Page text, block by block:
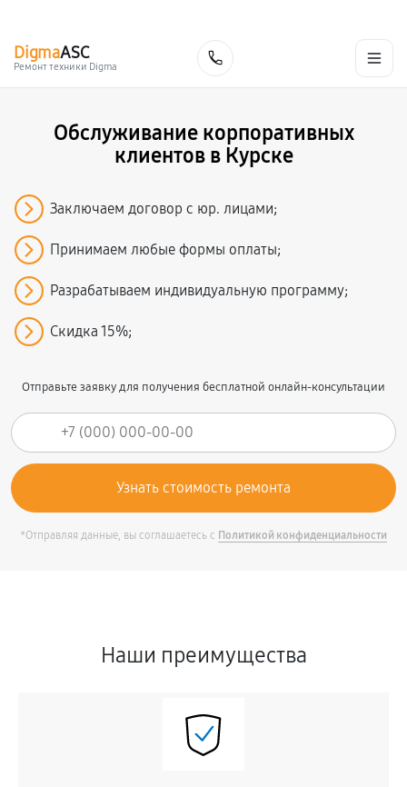
DigmaASC
Ремонт техники Digma
Обслуживание корпоративных
клиентов в Курске
Заключаем договор с юр. лицами;
Принимаем любые формы оплаты;
Разрабатываем индивидуальную программу;
Скидка 15%;
Отправьте заявку для получения бесплатной онлайн-консультации
*Отправляя данные, вы соглашаетесь с Политикой конфиденциальности
Наши преимущества